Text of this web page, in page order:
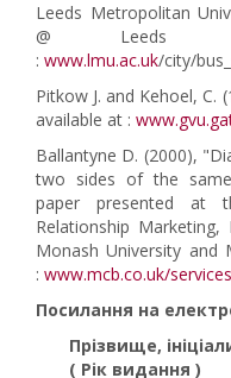
Leeds Metropolitan
@ Leeds
: www.lmu.ac.uk/city/
Pitkow J. and Kehoel, C.
available at :
Ballantyne D. (2000),
two sides of the
paper presented at
Relationship
Monash University and
: www.mcb.co.uk/
Посилання на
Прізвище,
( Рік видання )